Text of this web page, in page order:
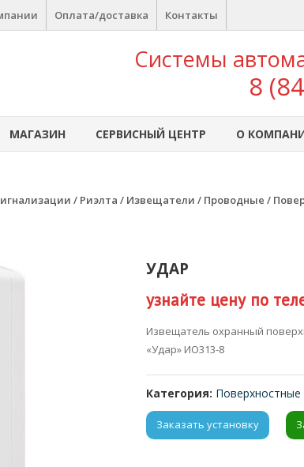
Оплата/доставка Контакты
Системы
8
МАГАЗИН СЕРВИСНЫЙ ЦЕНТР О
/ Риэлта / Извещатели / Проводные /
УДАР
узнайте цену по
Извещатель охранный
«Удар» ИО313-8
Категория:
Заказать установку